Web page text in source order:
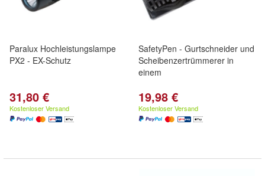
Paralux Hochleistungslampe
PX2 - EX-Schutz
31,80 €
Kostenloser Versand
SafetyPen - Gurtschneider und
Scheibenzertrümmerer in
einem
19,98 €
Kostenloser Versand